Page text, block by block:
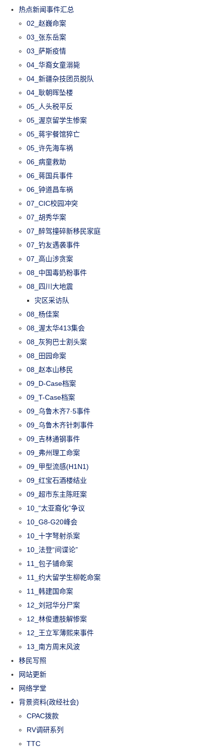
热点新闻事件汇总
02_赵巍命案
03_张东岳案
03_萨斯疫情
04_华裔女童溺毙
04_新疆杂技团员脱队
04_耿朝晖坠楼
05_人头税平反
05_渥京留学生惨案
05_蒋宇餐馆猝亡
05_许先海车祸
06_病童救助
06_蒋国兵事件
06_钟道昌车祸
07_CIC校园冲突
07_胡秀华案
07_醉驾撞碎新移民家庭
07_钓友遇袭事件
07_高山涉贪案
08_中国毒奶粉事件
08_四川大地震
灾区采访队
08_杨佳案
08_渥太华413集会
08_灰狗巴士割头案
08_田园命案
08_赵本山移民
09_D-Case档案
09_T-Case档案
09_乌鲁木齐7·5事件
09_乌鲁木齐针刺事件
09_吉林通钢事件
09_弗州理工命案
09_甲型流感(H1N1)
09_红宝石酒楼结业
09_超市东主陈旺案
10_“太亚裔化”争议
10_G8-G20峰会
10_十字弩射杀案
10_法登“间谍论”
11_包子铺命案
11_约大留学生柳乾命案
11_韩建国命案
12_刘冠华分尸案
12_林俊遭肢解惨案
12_王立军薄熙来事件
13_南方周末风波
移民写照
网站更新
网络学堂
背景资料(政经社会)
CPAC拨款
RV调研系列
TTC